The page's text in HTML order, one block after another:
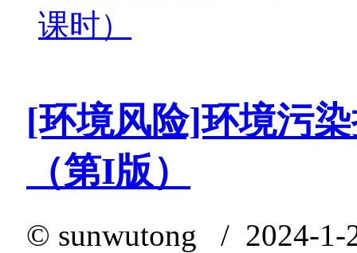
课时）
[环境风险]环境污
（第I版）
© sunwutong / 2024-